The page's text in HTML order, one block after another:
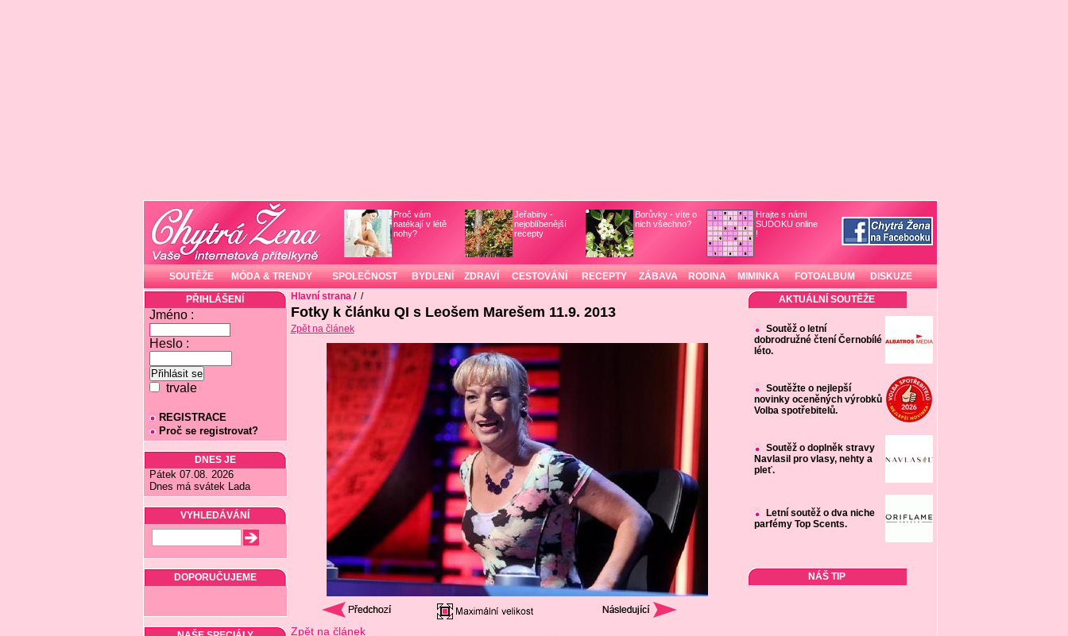
Proč vám
natékají v létě
nohy?
Jeřabiny -
nejoblíbenější
recepty
Borůvky - víte o
nich všechno?
Hrajte s námi
SUDOKU online
!
SOUTĚŽE MÓDA & TRENDY SPOLEČNOST BYDLENÍ ZDRAVÍ CESTOVÁNÍ RECEPTY ZÁBAVA RODINA MIMINKA FOTOALBUM DISKUZE
PŘIHLÁŠENÍ
Jméno :
Heslo :
trvale
REGISTRACE
Proč se registrovat?
DNES JE
Pátek 07.08. 2026
Dnes má svátek Lada
VYHLEDÁVÁNÍ
DOPORUČUJEME
Hlavní strana/ /
Fotky k článku QI s Leošem Marešem 11.9. 2013
Zpět na článek
Zpět na článek
AKTUÁLNÍ SOUTĚŽE
Soutěž o letní
dobrodružné čtení Černobílé
léto.
Soutěžte o nejlepší
novinky oceněných výrobků
Volba spotřebitelů.
Soutěž o doplněk stravy
Navlasil pro vlasy, nehty a
pleť.
Letní soutěž o dva niche
parfémy Top Scents.
NÁŠ TIP